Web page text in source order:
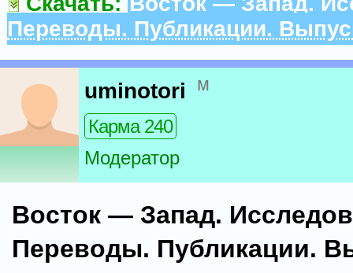
Переводы. Публикации.
uminotori м
Карма 240
Модератор
Восток — Запад.
Переводы. Публикации.